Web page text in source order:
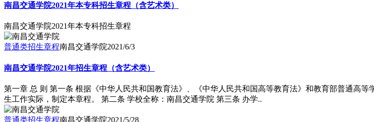
南昌交通学院2021年本专科招生章程（含艺术类）
南昌交通学院2021年本专科招生章程
普通类招生章程南昌交通学院2021/6/3
南昌交通学院2021年招生章程（含艺术类）
第一章 总 则 第一条 根据《中华人民共和国教育法》、《中华人民共和国高等教育法》和教育部普通高
生工作实际，制定本章程。 第二条 学校全称：南昌交通学院 第三条 办学..
普通类招生章程南昌交通学院2021/5/28